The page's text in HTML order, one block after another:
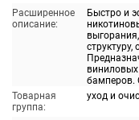
Расширенное
описание:
Быстро и
бамперов.
Товарная
группа:
уход и